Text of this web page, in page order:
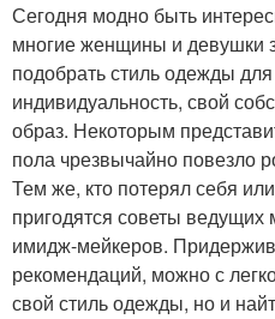
Сегодня модно быть
многие женщины и девушки
подобрать стиль одежды
индивидуальность, свой
образ. Некоторым
пола чрезвычайно повезло
Тем же, кто потерял себя
пригодятся советы ведущих
имидж-мейкеров.
рекомендаций, можно с
свой стиль одежды, но и